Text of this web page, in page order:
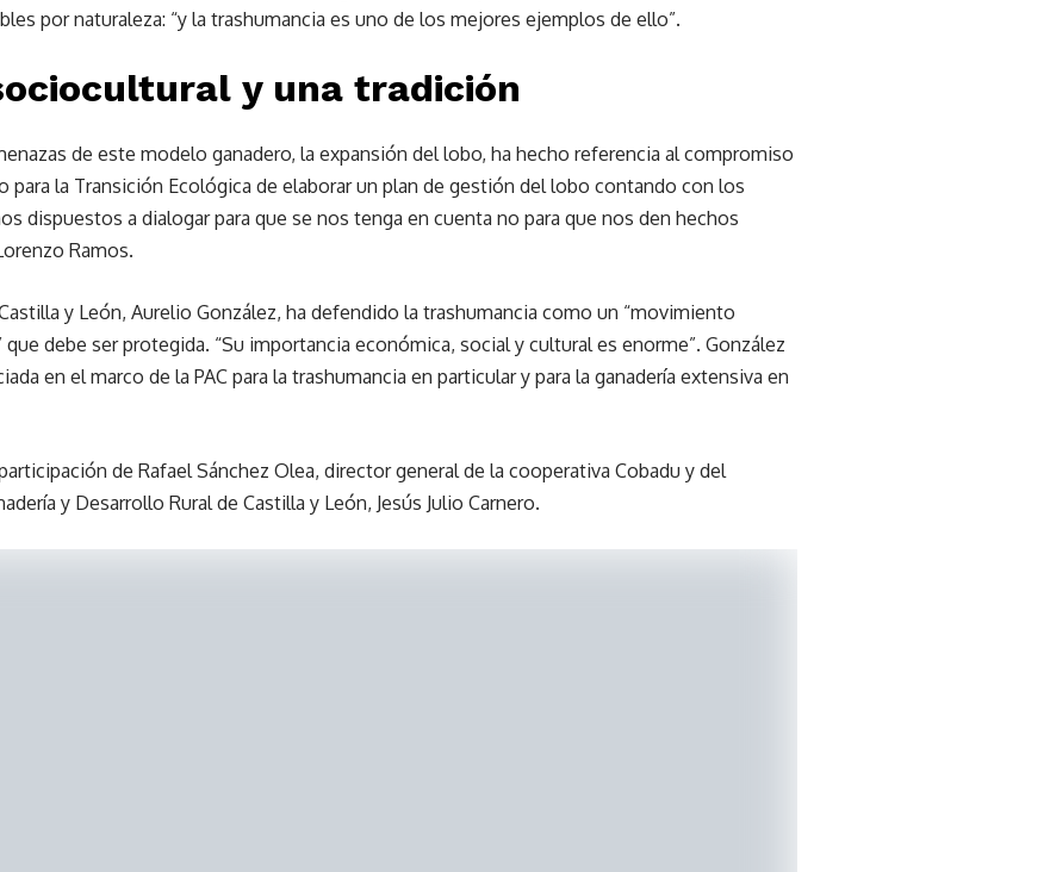
por naturaleza: “y la trashumancia es uno de los mejores ejemplos de ello”.
y una tradición
de este modelo ganadero, la expansión del lobo, ha hecho referencia al compromiso
para la Transición Ecológica de elaborar un plan de gestión del lobo contando con los
dispuestos a dialogar para que se nos tenga en cuenta no para que nos den hechos
Ramos.
y León, Aurelio González, ha defendido la trashumancia como un “movimiento
debe ser protegida. “Su importancia económica, social y cultural es enorme”. González
en el marco de la PAC para la trashumancia en particular y para la ganadería extensiva en
de Rafael Sánchez Olea, director general de la cooperativa Cobadu y del
y Desarrollo Rural de Castilla y León, Jesús Julio Carnero.